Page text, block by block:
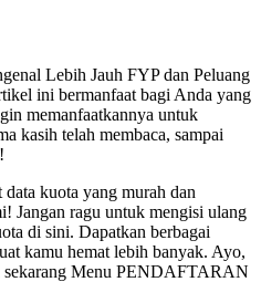
Lebih Jauh FYP dan Peluang
ini bermanfaat bagi Anda yang
memanfaatkannya untuk
kasih telah membaca, sampai
data kuota yang murah dan
Jangan ragu untuk mengisi ulang
di sini. Dapatkan berbagai
kamu hemat lebih banyak. Ayo,
sekarang Menu PENDAFTARAN